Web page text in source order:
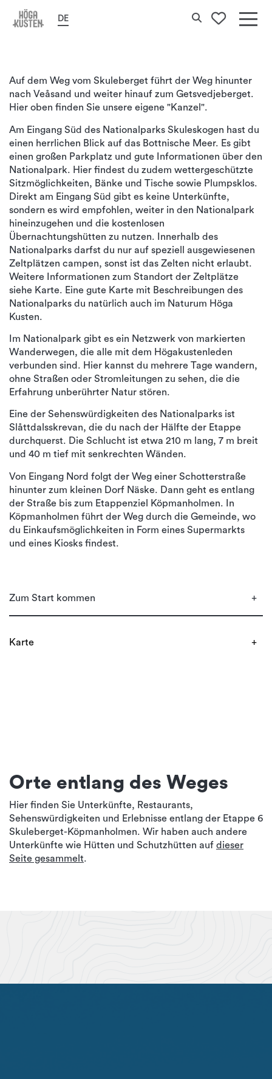
DE Search
To your
Startseite Etappe 6
Auf dem Weg vom Skuleberget führt der Weg hinunter
nach Veåsand und weiter hinauf zum Getsvedjeberget.
Hier oben finden Sie unsere eigene "Kanzel".
Am Eingang Süd des Nationalparks Skuleskogen hast du
einen herrlichen Blick auf das Bottnische Meer. Es gibt
einen großen Parkplatz und gute Informationen über den
Nationalpark. Hier findest du zudem wettergeschützte
Sitzmöglichkeiten, Bänke und Tische sowie Plumpsklos.
Direkt am Eingang Süd gibt es keine Unterkünfte,
sondern es wird empfohlen, weiter in den Nationalpark
hineinzugehen und die kostenlosen
Übernachtungshütten zu nutzen. Innerhalb des
Nationalparks darfst du nur auf speziell ausgewiesenen
Zeltplätzen campen, sonst ist das Zelten nicht erlaubt.
Weitere Informationen zum Standort der Zeltplätze
siehe Karte. Eine gute Karte mit Beschreibungen des
Nationalparks du natürlich auch im Naturum Höga
Kusten.
Im Nationalpark gibt es ein Netzwerk von markierten
Wanderwegen, die alle mit dem Högakustenleden
verbunden sind. Hier kannst du mehrere Tage wandern,
ohne Straßen oder Stromleitungen zu sehen, die die
Erfahrung unberührter Natur stören.
Eine der Sehenswürdigkeiten des Nationalparks ist
Slåttdalsskrevan, die du nach der Hälfte der Etappe
durchquerst. Die Schlucht ist etwa 210 m lang, 7 m breit
und 40 m tief mit senkrechten Wänden.
Von Eingang Nord folgt der Weg einer Schotterstraße
hinunter zum kleinen Dorf Näske. Dann geht es entlang
der Straße bis zum Etappenziel Köpmanholmen. In
Köpmanholmen führt der Weg durch die Gemeinde, wo
du Einkaufsmöglichkeiten in Form eines Supermarkts
und eines Kiosks findest.
Zum Start kommen
Karte
Orte entlang des Weges
Hier finden Sie Unterkünfte, Restaurants,
Sehenswürdigkeiten und Erlebnisse entlang der Etappe 6
Skuleberget-Köpmanholmen. Wir haben auch andere
Unterkünfte wie Hütten und Schutzhütten auf dieser
Seite gesammelt.